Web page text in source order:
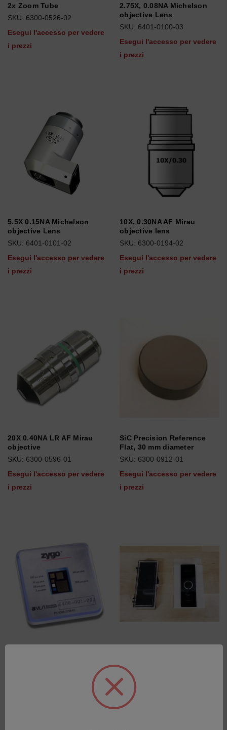
2x Zoom Tube
SKU: 6300-0526-02
Esegui l'accesso per vedere
i prezzi
2.75X, 0.08NA Michelson
objective Lens
SKU: 6401-0100-03
Esegui l'accesso per vedere
i prezzi
5.5X 0.15NA Michelson
objective Lens
SKU: 6401-0101-02
Esegui l'accesso per vedere
i prezzi
10X, 0.30NA AF Mirau
objective lens
SKU: 6300-0194-02
Esegui l'accesso per vedere
i prezzi
20X 0.40NA LR AF Mirau
objective
SKU: 6300-0596-01
Esegui l'accesso per vedere
i prezzi
SiC Precision Reference
Flat, 30 mm diameter
SKU: 6300-0912-01
Esegui l'accesso per vedere
i prezzi
Esegui l'accesso per vedere
SKU: 1670-000-020
Esegui l'accesso per vedere
i prezzi